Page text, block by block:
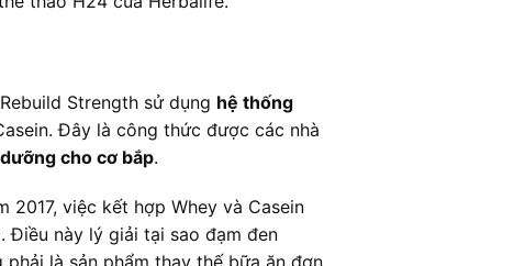
Strength sử dụng hệ thống
Đây là công thức được các nhà
cho cơ bắp.
2017, việc kết hợp Whey và Casein
này lý giải tại sao đạm đen